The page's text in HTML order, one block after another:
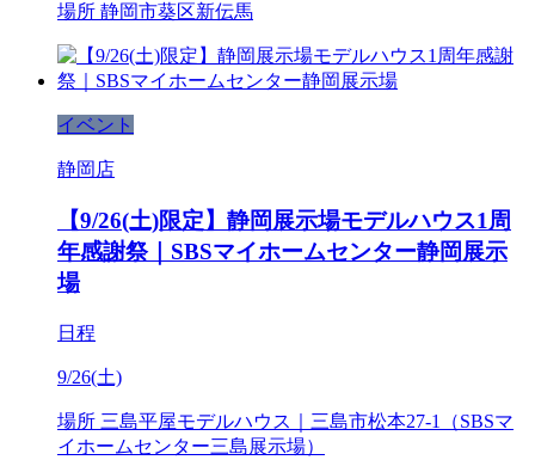
場所 静岡市葵区新伝馬
イベント
静岡店
【9/26(土)限定】静岡展示場モデルハウス1周
年感謝祭｜SBSマイホームセンター静岡展示
場
日程
9/26(土)
場所 三島平屋モデルハウス｜三島市松本27-1（SBSマ
イホームセンター三島展示場）